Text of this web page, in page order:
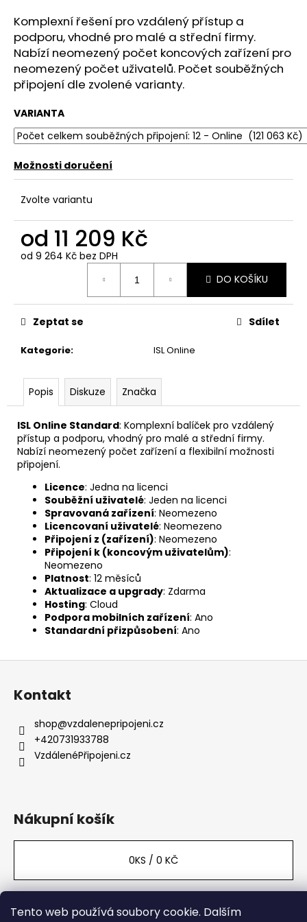
Tento web používá soubory cookie. Dalším
Komplexní řešení pro vzdálený přístup a
podporu, vhodné pro malé a střední firmy.
Nabízí neomezený počet koncových zařízení pro
neomezený počet uživatelů. Počet souběžných
připojení dle zvolené varianty.
VARIANTA
Možnosti doručení
Zvolte variantu
od 11 209 Kč
od 9 264 Kč bez DPH
DO KOŠÍKU
Kategorie: ISL Online
Zeptat se Sdílet
Popis Diskuze Značka
ISL Online Standard: Komplexní balíček pro vzdálený
přístup a podporu, vhodný pro malé a střední firmy.
Nabízí neomezený počet zařízení a flexibilní možnosti
připojení.
Licence: Jedna na licenci
Souběžní uživatelé: Jeden na licenci
Spravovaná zařízení: Neomezeno
Licencovaní uživatelé: Neomezeno
Připojení z (zařízení): Neomezeno
Připojení k (koncovým uživatelům):
Neomezeno
Platnost: 12 měsíců
Aktualizace a upgrady: Zdarma
Hosting: Cloud
Podpora mobilních zařízení: Ano
Standardní přizpůsobení: Ano
a
j
í
t
?
D
o
p
o
č
u
e
ANYDESK
STANDARD
2
ROKY
588
Z
Kontakt
shop@vzdalenepripojeni.cz
+420731933788
VzdálenéPřipojeni.cz
Nákupní košík
0KS / 0 KČ